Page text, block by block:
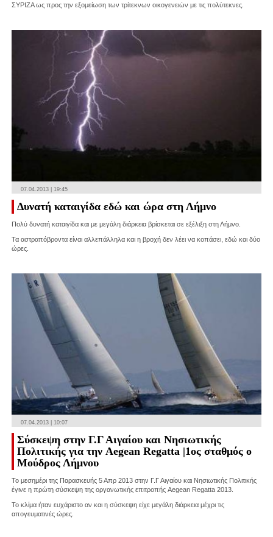
ΣΥΡΙΖΑ ως προς την εξομείωση των τρίτεκνων οικογενειών με τις πολύτεκνες.
07.04.2013 | 19:45
Δυνατή καταιγίδα εδώ και ώρα στη Λήμνο
Πολύ δυνατή καταιγίδα και με μεγάλη διάρκεια βρίσκεται σε εξέλιξη στη Λήμνο.
Τα αστραπόβροντα είναι αλλεπάλληλα και η βροχή δεν λέει να κοπάσει, εδώ και δύο
ώρες.
07.04.2013 | 10:07
Σύσκεψη στην Γ.Γ Αιγαίου και Νησιωτικής
Πολιτικής για την Aegean Regatta |1ος σταθμός ο
Μούδρος Λήμνου
Το μεσημέρι της Παρασκευής 5 Απρ 2013 στην Γ.Γ Αιγαίου και Νησιωτικής Πολιτικής
έγινε η πρώτη σύσκεψη της οργανωτικής επιτροπής Aegean Regatta 2013.
Το κλίμα ήταν ευχάριστο αν και η σύσκεψη είχε μεγάλη διάρκεια μέχρι τις
απογευματινές ώρες.